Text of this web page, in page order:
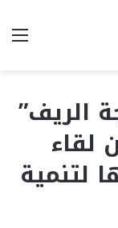
الريف”
لقاء
لتنمية